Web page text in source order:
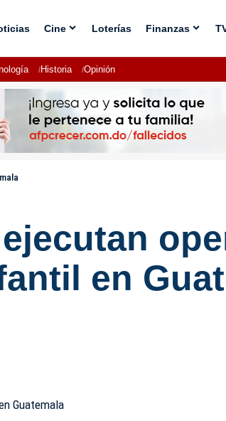
Cine Loterías Finanzas
Historia Opinión
en